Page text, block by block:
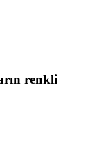
renkli